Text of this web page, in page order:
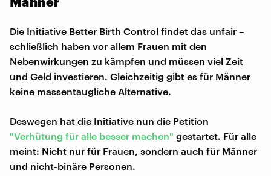
Die Initiative Better Birth Control findet das unfair –
schließlich haben vor allem Frauen mit den
Nebenwirkungen zu kämpfen und müssen viel Zeit
und Geld investieren. Gleichzeitig gibt es für Männer
keine massentaugliche Alternative.
Deswegen hat die Initiative nun die Petition
"Verhütung für alle besser machen" gestartet. Für alle
meint: Nicht nur für Frauen, sondern auch für Männer
und nicht-binäre Personen.